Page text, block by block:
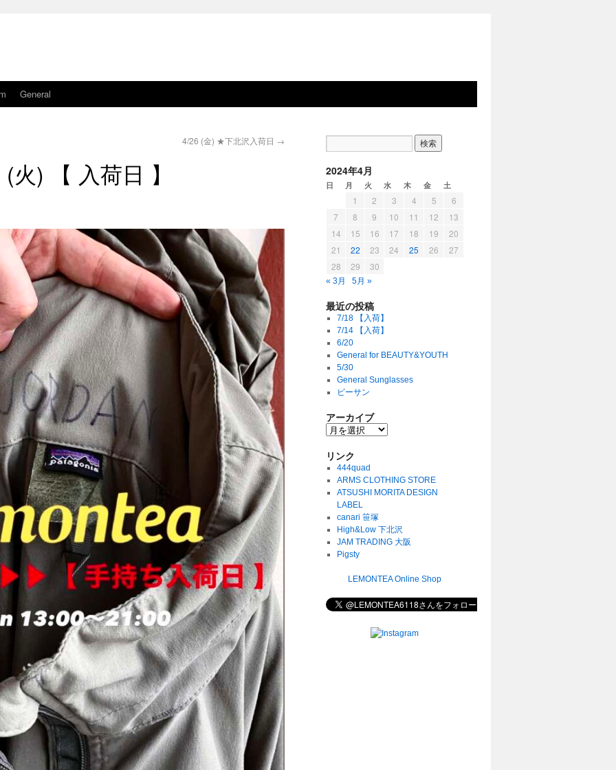
General
4/26 (金) ★下北沢入荷日 →
火) 【 入荷日 】 2024年4月
日 月 火 水 木 金 土
1 2 3 4 5
6
7
8 9 10 11 12
13
14
15 16 17 18 19
20
21
22 23 24 25 26
27
28
29 30
« 3月 5月 »
最近の投稿
7/18 【入荷】
7/14 【入荷】
6/20
General for BEAUTY&YOUTH
5/30
General Sunglasses
ビーサン
アーカイブ
リンク
444quad
ARMS CLOTHING STORE
ATSUSHI MORITA DESIGN
LABEL
canari 笹塚
High&Low 下北沢
JAM TRADING 大阪
Pigsty
LEMONTEA Online Shop